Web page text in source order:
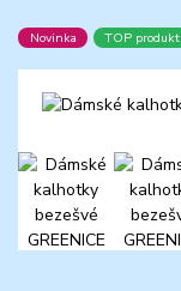
Novinka TOP produkt